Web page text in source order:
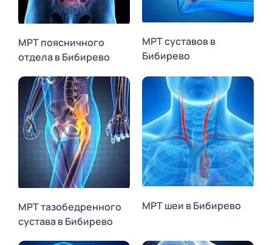
МРТ поясничного
отдела в Бибирево
МРТ суставов в
Бибирево
МРТ тазобедренного
сустава в Бибирево
МРТ шеи в Бибирево